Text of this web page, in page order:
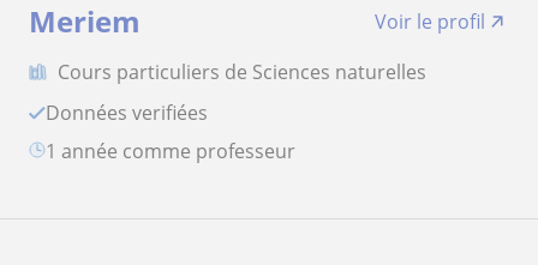
Meriem
Voir le profil
Cours particuliers de Sciences naturelles
Données verifiées
1 année comme professeur